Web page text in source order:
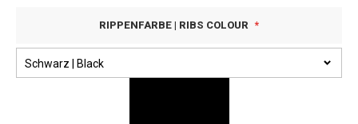
RIPPENFARBE | RIBS COLOUR